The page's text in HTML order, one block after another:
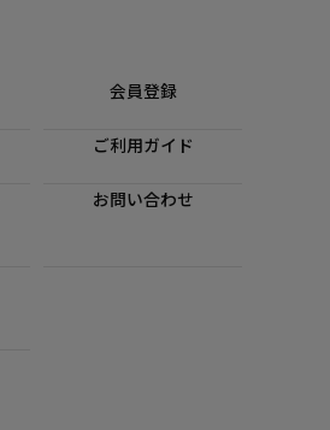
会員登録
ご利用ガイド
お問い合わせ